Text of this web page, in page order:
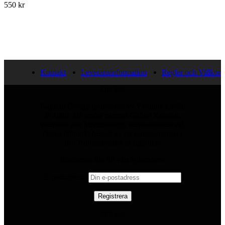
550 kr
Kontakt Leveransinformation
Regler och Villkor